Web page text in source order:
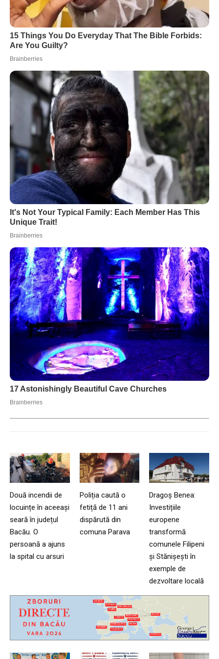
Două incendii de
locuințe în aceeași
seară în județul
Bacău. O
persoană a ajuns
la spital cu arsuri
Poliția caută o
fetiță de 11 ani
dispărută din
comuna Parava
Dragoș Benea:
Investițiile
europene
transformă
comunele Filipeni
și Stănișești în
exemple de
dezvoltare locală